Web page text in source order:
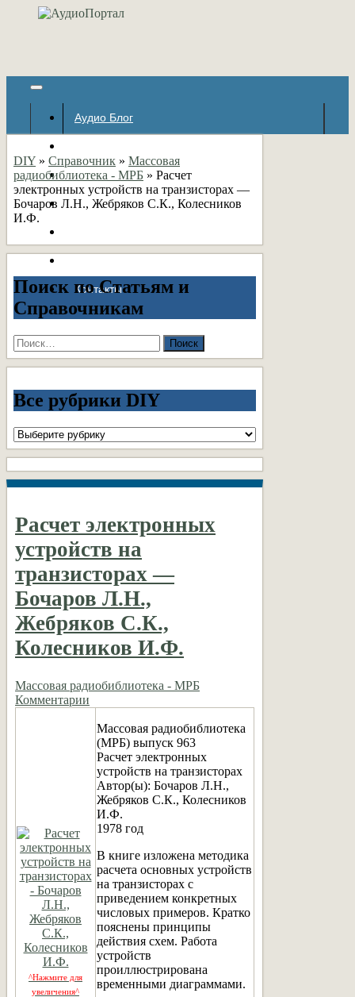
Аудио Блог
Авторские страницы
Статьи
Контакты
DIY » Справочник » Массовая
радиобиблиотека - МРБ » Расчет
электронных устройств на транзисторах —
Бочаров Л.Н., Жебряков С.К., Колесников
И.Ф.
Поиск по Статьям и
Справочникам
Найти:
Все рубрики DIY
Все
рубрики
DIY
Расчет электронных
устройств на
транзисторах —
Бочаров Л.Н.,
Жебряков С.К.,
Колесников И.Ф.
Массовая радиобиблиотека - МРБ
Комментарии
^Нажмите для
увеличения^
Массовая радиобиблиотека
(МРБ) выпуск 963
Расчет электронных
устройств на транзисторах
Автор(ы): Бочаров Л.Н.,
Жебряков С.К., Колесников
И.Ф.
1978 год
В книге изложена методика
расчета основных устройств
на транзисторах с
приведением конкретных
числовых примеров. Кратко
пояснены принципы
действия схем. Работа
устройств
проиллюстрирована
временными диаграммами.